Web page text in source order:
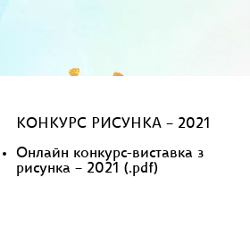
КОНКУРС РИСУНКА – 2021
Онлайн конкурс-виставка з
рисунка – 2021 (.pdf)